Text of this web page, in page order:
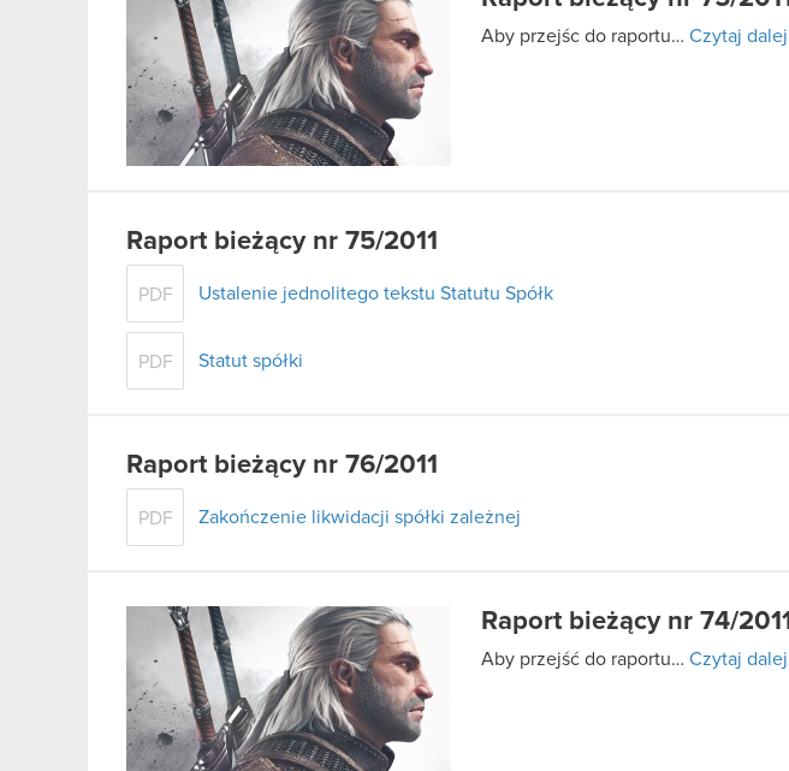
Aby przejśc do raportu… Czytaj dalej
Raport bieżący nr 75/2011
PDF Ustalenie jednolitego tekstu Statutu Spółk
PDF Statut spółki
Raport bieżący nr 76/2011
PDF Zakończenie likwidacji spółki zależnej
Raport bieżący nr 74/2011
Aby przejść do raportu… Czytaj dalej